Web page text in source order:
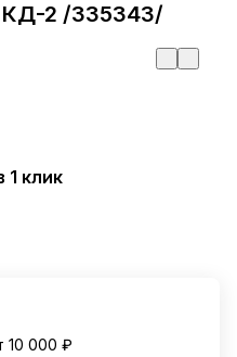
КД-2 /335343/
1 клик
10 000 ₽